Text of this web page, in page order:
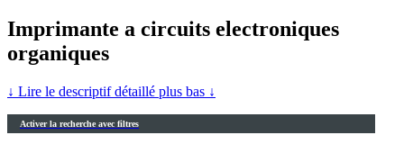
Imprimante a circuits electroniques
organiques
↓ Lire le descriptif détaillé plus bas ↓
Activer la recherche avec filtres